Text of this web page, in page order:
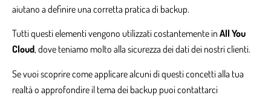
aiutano a definire una corretta pratica di backup.
Tutti questi elementi vengono utilizzati costantemente in All You
Cloud, dove teniamo molto alla sicurezza dei dati dei nostri clienti.
Se vuoi scoprire come applicare alcuni di questi concetti alla tua
realtà o approfondire il tema dei backup puoi contattarci